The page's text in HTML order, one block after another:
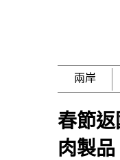
兩岸
春節
肉製品